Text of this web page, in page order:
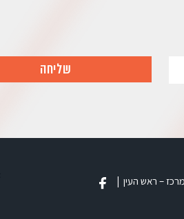
– ראש העין |